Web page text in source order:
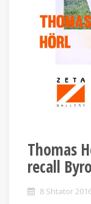
Thomas
recall
8 Shtator